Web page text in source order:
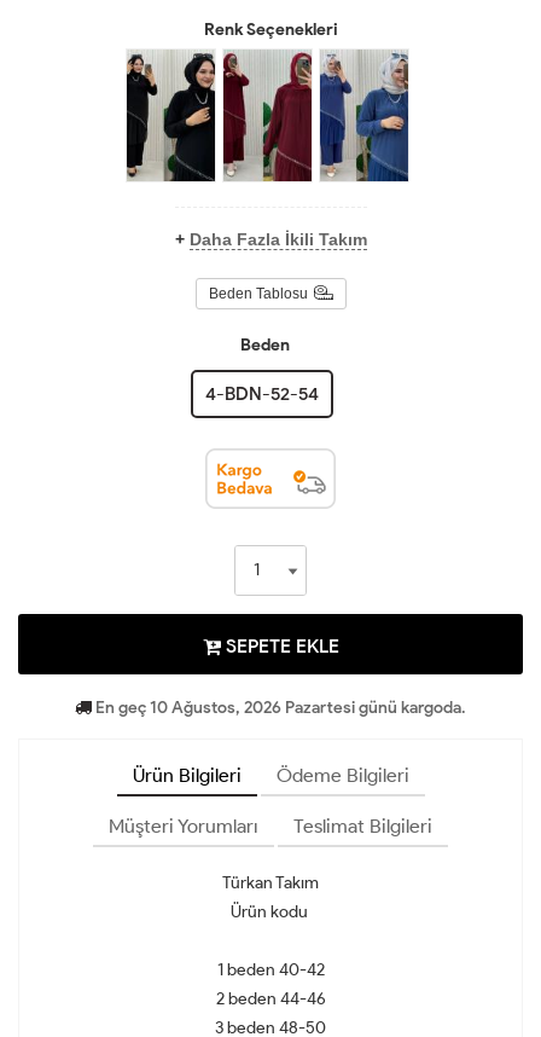
Renk Seçenekleri
+ Daha Fazla İkili Takım
Beden Tablosu
Beden
4-BDN-52-54
SEPETE EKLE
En geç 10 Ağustos, 2026 Pazartesi günü kargoda.
Ürün Bilgileri Ödeme Bilgileri
Müşteri Yorumları Teslimat Bilgileri
Türkan Takım
Ürün kodu
1 beden 40-42
2 beden 44-46
3 beden 48-50